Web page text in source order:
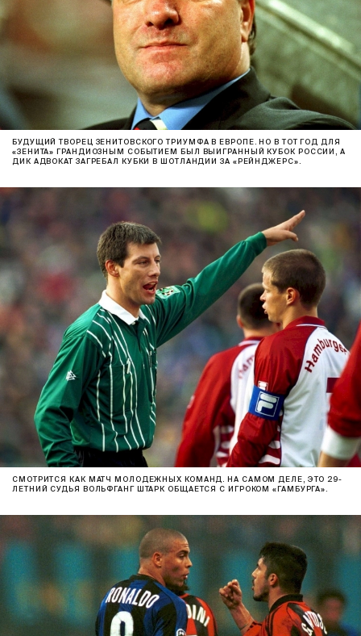
БУДУЩИЙ ТВОРЕЦ ЗЕНИТОВСКОГО ТРИУМФА В ЕВРОПЕ. НО В ТОТ ГОД ДЛЯ
«ЗЕНИТА» ГРАНДИОЗНЫМ СОБЫТИЕМ БЫЛ ВЫИГРАННЫЙ КУБОК РОССИИ, А
ДИК АДВОКАТ ЗАГРЕБАЛ КУБКИ В ШОТЛАНДИИ ЗА «РЕЙНДЖЕРС».
СМОТРИТСЯ КАК МАТЧ МОЛОДЕЖНЫХ КОМАНД. НА САМОМ ДЕЛЕ, ЭТО 29-
ЛЕТНИЙ СУДЬЯ ВОЛЬФГАНГ ШТАРК ОБЩАЕТСЯ С ИГРОКОМ «ГАМБУРГА».